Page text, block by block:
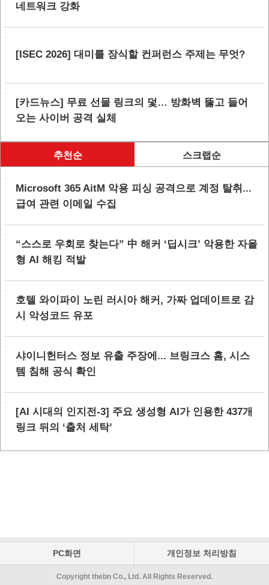
네트워크 강화
[ISEC 2026] 대미를 장식할 컨퍼런스 주제는 무엇?
[카드뉴스] 무료 선물 링크의 덫… 방화벽 뚫고 들어
오는 사이버 공격 실체
추천순 스크랩순
Microsoft 365 AitM 악용 피싱 공격으로 계정 탈취...
급여 관련 이메일 수집
“스스로 우회로 찾는다” 中 해커 ‘딥시크’ 악용한 자율
형 AI 해킹 적발
호텔 와이파이 노린 러시아 해커, 가짜 업데이트로 감
시 악성코드 유포
샤이니헌터스 정보 유출 주장에... 브링크스 홈, 시스
템 침해 공식 확인
[AI 시대의 인지전-3] 주요 생성형 AI가 인용한 437개
링크 뒤의 ‘출처 세탁’
PC화면 개인정보 처리방침
Copyright thebn Co., Ltd. All Rights Reserved.